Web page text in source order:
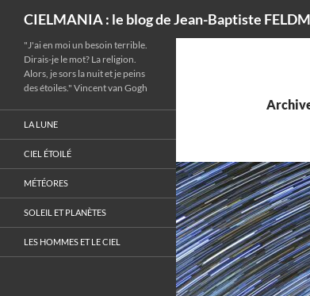
CIELMANIA : le blog de Jean-Baptiste
"J'ai en moi un besoin terrible.
Dirais-je le mot? La religion.
Alors, je sors la nuit et je peins
des étoiles." Vincent van Gogh
LA LUNE
CIEL ÉTOILÉ
MÉTÉORES
SOLEIL ET PLANÈTES
LES HOMMES ET LE CIEL